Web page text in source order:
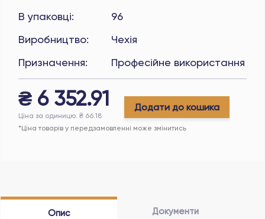
В упаковці:
96
Виробництво:
Чехія
Призначення: Професійне використання
₴ 6 352.91
Ціна за одиницю: ₴ 66.18
Додати до кошика
*Ціна товарів у передзамовленні може змінитись
Опис Документи